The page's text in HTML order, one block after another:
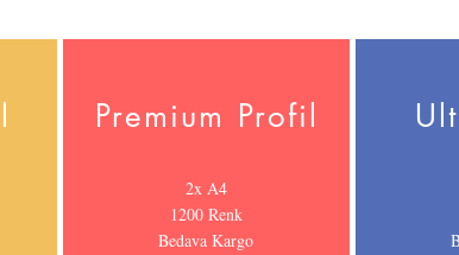
Premium Profil
2x A4
1200 Renk
Bedava Kargo